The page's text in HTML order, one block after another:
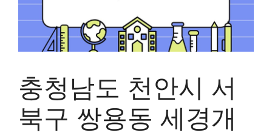
충청남도 천안시 서
북구 쌍용동 세경개